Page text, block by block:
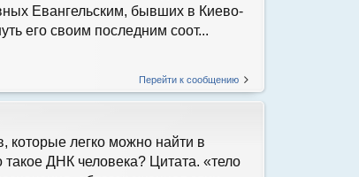
Евангельским, бывших в Киево-
его своим последним соот...
Перейти к сообщению
которые легко можно найти в
ДНК человека? Цитата. «тело